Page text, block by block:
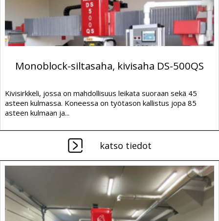
Monoblock-siltasaha, kivisaha DS-500QS
Kivisirkkeli, jossa on mahdollisuus leikata suoraan sekä 45
asteen kulmassa. Koneessa on työtason kallistus jopa 85
asteen kulmaan ja...
katso tiedot